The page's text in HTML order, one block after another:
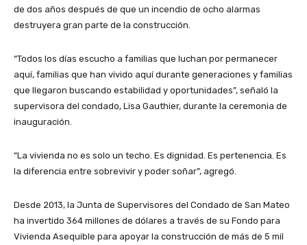
de dos años después de que un incendio de ocho alarmas
destruyera gran parte de la construcción.
“Todos los días escucho a familias que luchan por permanecer
aquí, familias que han vivido aquí durante generaciones y familias
que llegaron buscando estabilidad y oportunidades”, señaló la
supervisora del condado, Lisa Gauthier, durante la ceremonia de
inauguración.
“La vivienda no es solo un techo. Es dignidad. Es pertenencia. Es
la diferencia entre sobrevivir y poder soñar”, agregó.
Desde 2013, la Junta de Supervisores del Condado de San Mateo
ha invertido 364 millones de dólares a través de su Fondo para
Vivienda Asequible para apoyar la construcción de más de 5 mil